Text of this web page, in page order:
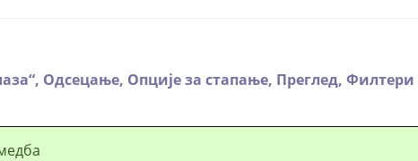
“, Одсецање, Опције за стапање, Преглед, Филтери